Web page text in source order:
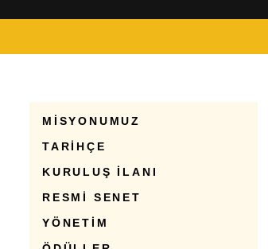
MİSYONUMUZ
TARİHÇE
KURULUŞ İLANI
RESMİ SENET
YÖNETİM